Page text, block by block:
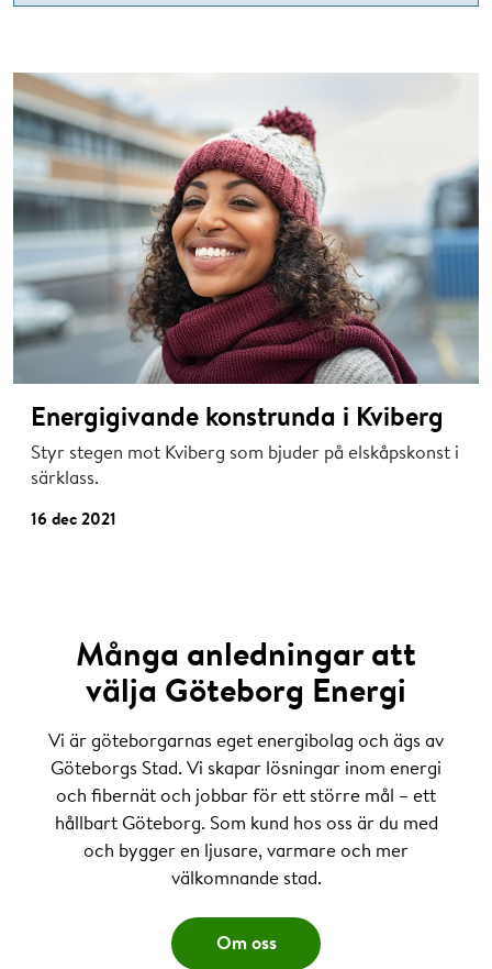
Energigivande konstrunda i Kviberg
Styr stegen mot Kviberg som bjuder på elskåpskonst i
särklass.
16 dec 2021
Många anledningar att
välja Göteborg Energi
Vi är göteborgarnas eget energibolag och ägs av
Göteborgs Stad. Vi skapar lösningar inom energi
och fibernät och jobbar för ett större mål – ett
hållbart Göteborg. Som kund hos oss är du med
och bygger en ljusare, varmare och mer
välkomnande stad.
Om oss